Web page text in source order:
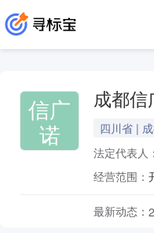
信广
诺
成都信
四川省 |
法定代表人：
经营范围：
最新动态：